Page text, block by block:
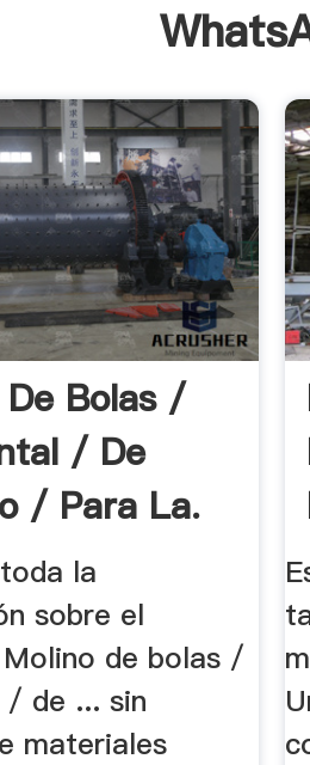
Bolas /
/ De
/ Para La.
la
sobre el
de bolas /
de ... sin
materiales